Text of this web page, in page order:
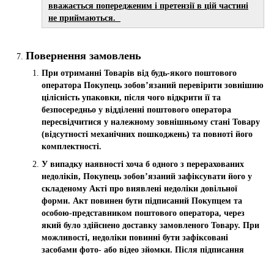
вважається попередженим і претензії в цій частині
не приймаються.
Повернення замовлень
При отриманні Товарів від будь-якого поштового
оператора Покупець зобов’язаний перевірити зовнішню
цілісність упаковки, після чого відкрити її та
безпосередньо у відділенні поштового оператора
пересвідчитися у належному зовнішньому стані Товару
(відсутності механічних пошкоджень) та повноті його
комплектності.
У випадку наявності хоча б одного з перерахованих
недоліків, Покупець зобов’язаний зафіксувати його у
складеному Акті про виявлені недоліки довільної
форми. Акт повинен бути підписаний Покупцем та
особою-представником поштового оператора, через
який було здійснено доставку замовленого Товару. При
можливості, недоліки повинні бути зафіксовані
засобами фото- або відео зйомки. Після підписання